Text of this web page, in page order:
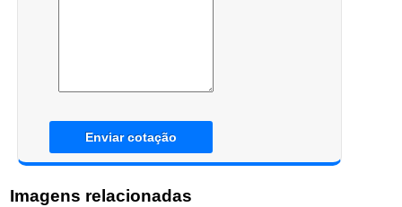
Enviar cotação
Imagens relacionadas